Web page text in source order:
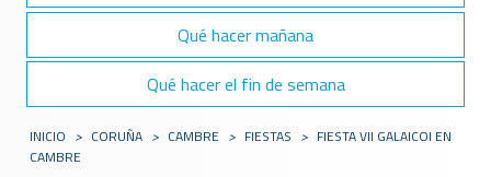
Qué hacer mañana
Qué hacer el fin de semana
INICIO > CORUÑA > CAMBRE > FIESTAS > FIESTA VII GALAICOI EN
CAMBRE